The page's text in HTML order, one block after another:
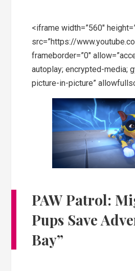
<iframe width=”560″
src=”https://
frameborder=”0″
autoplay; encrypted-media;
picture-in-picture”
PAW Patrol:
Pups Save
Bay”